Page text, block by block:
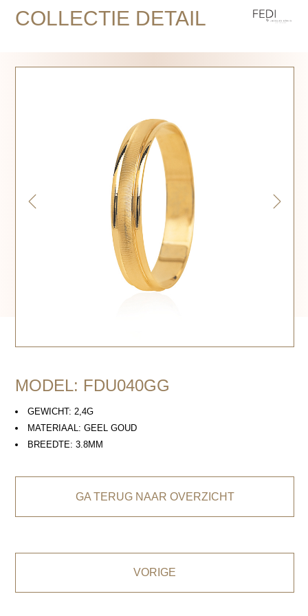
COLLECTIE DETAIL
MODEL: FDU040GG
GEWICHT: 2,4G
MATERIAAL: GEEL GOUD
BREEDTE: 3.8MM
GA TERUG NAAR OVERZICHT
VORIGE